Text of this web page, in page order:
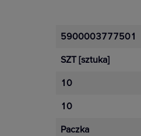
5900003777501
SZT [sztuka]
10
10
Paczka